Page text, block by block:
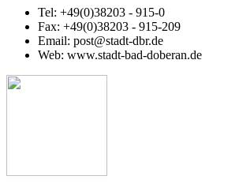
Tel: +49(0)38203 - 915-0
Fax: +49(0)38203 - 915-209
Email: post@stadt-dbr.de
Web: www.stadt-bad-doberan.de